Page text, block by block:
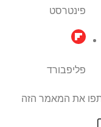
פינטרסט
פליפבורד
את המאמר הזה